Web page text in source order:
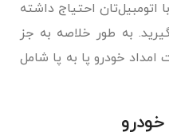
اتومبیل‌تان احتیاج داشته
به طور خلاصه به جز
خودرو پا به پا شامل